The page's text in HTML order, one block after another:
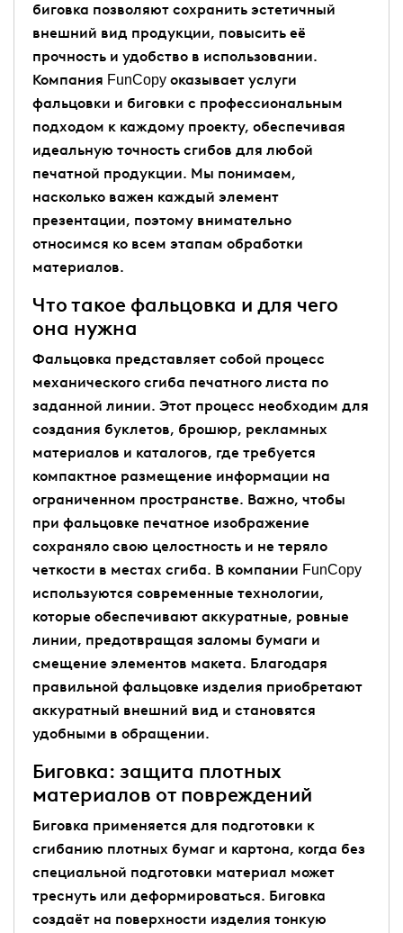
биговка позволяют сохранить эстетичный
внешний вид продукции, повысить её
прочность и удобство в использовании.
Компания FunCopy оказывает услуги
фальцовки и биговки с профессиональным
подходом к каждому проекту, обеспечивая
идеальную точность сгибов для любой
печатной продукции. Мы понимаем,
насколько важен каждый элемент
презентации, поэтому внимательно
относимся ко всем этапам обработки
материалов.
Что такое фальцовка и для чего
она нужна
Фальцовка представляет собой процесс
механического сгиба печатного листа по
заданной линии. Этот процесс необходим для
создания буклетов, брошюр, рекламных
материалов и каталогов, где требуется
компактное размещение информации на
ограниченном пространстве. Важно, чтобы
при фальцовке печатное изображение
сохраняло свою целостность и не теряло
четкости в местах сгиба. В компании FunCopy
используются современные технологии,
которые обеспечивают аккуратные, ровные
линии, предотвращая заломы бумаги и
смещение элементов макета. Благодаря
правильной фальцовке изделия приобретают
аккуратный внешний вид и становятся
удобными в обращении.
Биговка: защита плотных
материалов от повреждений
Биговка применяется для подготовки к
сгибанию плотных бумаг и картона, когда без
специальной подготовки материал может
треснуть или деформироваться. Биговка
создаёт на поверхности изделия тонкую